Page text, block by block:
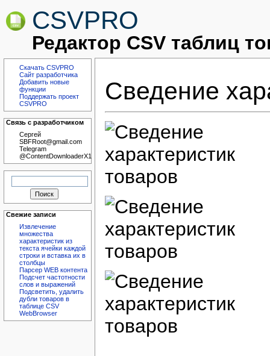
CSVPRO
Редактор CSV таблиц
Скачать CSVPRO
Сайт разработчика
Добавить новые
функции
Поддержать проект
CSVPRO
Связь с разработчиком
Сергей
SBFRoot@gmail.com
Telegram
@ContentDownloaderX1
Найти:
Свежие записи
Извлечение
множества
характеристик из
текста ячейки каждой
строки и вставка их в
столбцы
Парсер WEB контента
Подсчет частотности
слов и выражений
Подсветить, удалить
дубли товаров в
таблице CSV
WebBrowser
Сведение